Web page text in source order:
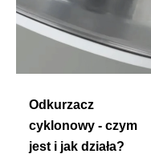
Odkurzacz
cyklonowy - czym
jest i jak działa?